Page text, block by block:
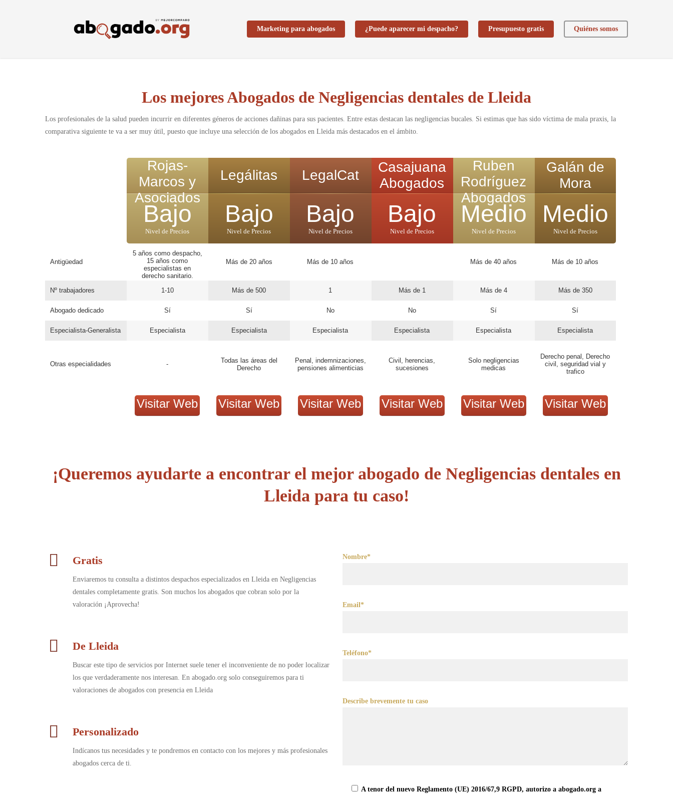
Marketing para abogados ¿Puede aparecer mi despacho? Presupuesto gratis Quiénes somos
Los mejores Abogados de Negligencias dentales de Lleida
Los profesionales de la salud pueden incurrir en diferentes géneros de acciones dañinas para sus pacientes. Entre estas destacan las negligencias bucales. Si estimas que has sido víctima de mala praxis, la
comparativa siguiente te va a ser muy útil, puesto que incluye una selección de los abogados en Lleida más destacados en el ámbito.
Antigüedad
Nº trabajadores
Abogado dedicado
Especialista-Generalista
Otras especialidades
Rojas-
Marcos y
Asociados
Bajo
Nivel de Precios
5 años como despacho,
15 años como
especialistas en
derecho sanitario.
1-10
Sí
Especialista
-
Visitar Web
Legálitas
Bajo
Nivel de Precios
Más de 20 años
Más de 500
Sí
Especialista
Todas las áreas del
Derecho
Visitar Web
LegalCat
Bajo
Nivel de Precios
Más de 10 años
1
No
Especialista
Penal, indemnizaciones,
pensiones alimenticias
Visitar Web
Casajuana
Abogados
Bajo
Nivel de Precios
Más de 1
No
Especialista
Civil, herencias,
sucesiones
Visitar Web
Ruben
Rodríguez
Abogados
Medio
Nivel de Precios
Más de 40 años
Más de 4
Sí
Especialista
Solo negligencias
medicas
Visitar Web
Galán de
Mora
Medio
Nivel de Precios
Más de 10 años
Más de 350
Sí
Especialista
Derecho penal, Derecho
civil, seguridad vial y
trafico
Visitar Web
¡Queremos ayudarte a encontrar el mejor abogado de Negligencias dentales en
Lleida para tu caso!
Gratis
Enviaremos tu consulta a distintos despachos especializados en Lleida en Negligencias
dentales completamente gratis. Son muchos los abogados que cobran solo por la
valoración ¡Aprovecha!
De Lleida
Buscar este tipo de servicios por Internet suele tener el inconveniente de no poder localizar
los que verdaderamente nos interesan. En abogado.org solo conseguiremos para ti
valoraciones de abogados con presencia en Lleida
Personalizado
Indícanos tus necesidades y te pondremos en contacto con los mejores y más profesionales
abogados cerca de ti.
Nombre*
Email*
Teléfono*
Describe brevemente tu caso
A tenor del nuevo Reglamento (UE) 2016/67,9 RGPD, autorizo a abogado.org a